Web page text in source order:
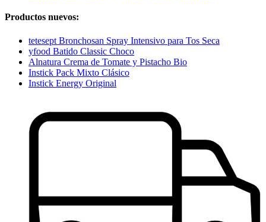
Productos nuevos:
tetesept Bronchosan Spray Intensivo para Tos Seca
yfood Batido Classic Choco
Alnatura Crema de Tomate y Pistacho Bio
Instick Pack Mixto Clásico
Instick Energy Original